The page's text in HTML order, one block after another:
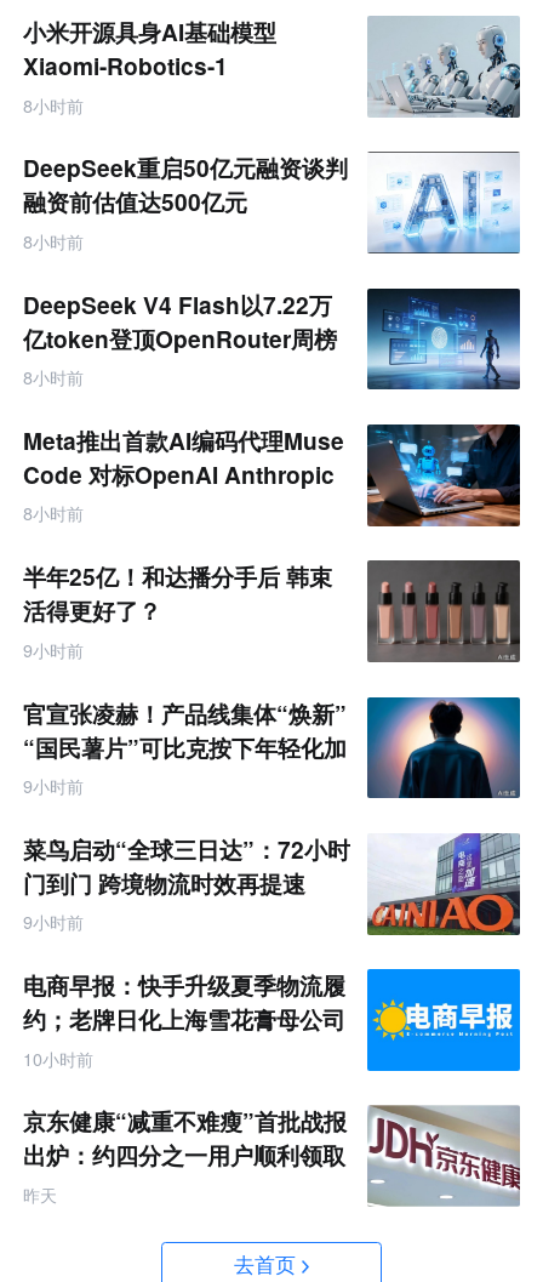
商
产
业
互
联
网
小米开源具身AI基础模型
Xiaomi-Robotics-1
8小时前
DeepSeek重启50亿元融资谈判
融资前估值达500亿元
8小时前
DeepSeek V4 Flash以7.22万
亿token登顶OpenRouter周榜
8小时前
Meta推出首款AI编码代理Muse
Code 对标OpenAI Anthropic
8小时前
半年25亿！和达播分手后 韩束
活得更好了？
9小时前
官宣张凌赫！产品线集体“焕新”
“国民薯片”可比克按下年轻化加
速键
9小时前
菜鸟启动“全球三日达”：72小时
门到门 跨境物流时效再提速
9小时前
电商早报：快手升级夏季物流履
约；老牌日化上海雪花膏母公司
破产
10小时前
京东健康“减重不难瘦”首批战报
出炉：约四分之一用户顺利领取
200元挑战金
昨天
去首页